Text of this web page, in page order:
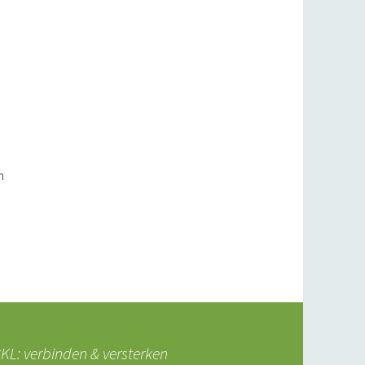
verbinden & versterken